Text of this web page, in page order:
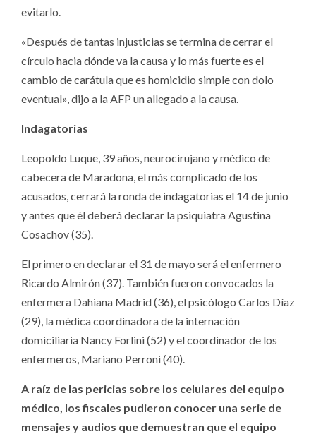
evitarlo.
«Después de tantas injusticias se termina de cerrar el
círculo hacia dónde va la causa y lo más fuerte es el
cambio de carátula que es homicidio simple con dolo
eventual», dijo a la AFP un allegado a la causa.
Indagatorias
Leopoldo Luque, 39 años, neurocirujano y médico de
cabecera de Maradona, el más complicado de los
acusados, cerrará la ronda de indagatorias el 14 de junio
y antes que él deberá declarar la psiquiatra Agustina
Cosachov (35).
El primero en declarar el 31 de mayo será el enfermero
Ricardo Almirón (37). También fueron convocados la
enfermera Dahiana Madrid (36), el psicólogo Carlos Díaz
(29), la médica coordinadora de la internación
domiciliaria Nancy Forlini (52) y el coordinador de los
enfermeros, Mariano Perroni (40).
A raíz de las pericias sobre los celulares del equipo
médico, los fiscales pudieron conocer una serie de
mensajes y audios que demuestran que el equipo